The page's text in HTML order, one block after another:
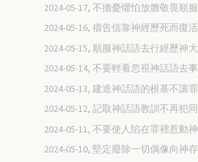
2024-05-17, 不擔憂懼怕放膽敬畏順
2024-05-16, 禱告信靠神經歷死而復
2024-05-15, 順服神話語去行經歷神
2024-05-14, 不要輕看忽視神話語去
2024-05-13, 建造神話語的根基不讓
2024-05-12, 記取神話語教訓不再犯
2024-05-11, 不要使人陷在罪裡惹動
2024-05-10, 堅定廢除一切偶像向神